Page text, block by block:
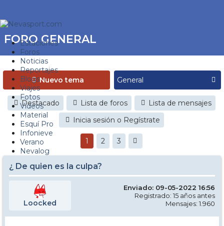
Estaciones
Foros
Noticias
Reportajes
Blogs
Viajes
Fotos
Videos
Material
Esquí Pro
Infonieve
Verano
Nevalog
FORO GENERAL
Nuevo tema
Destacado Lista de foros
Lista de mensajes
Inicia sesión o Regístrate
1 2 3
¿ De quien es la culpa?
Loocked
Enviado: 09-05-2022 16:56
Registrado: 15 años antes
Mensajes: 1.960